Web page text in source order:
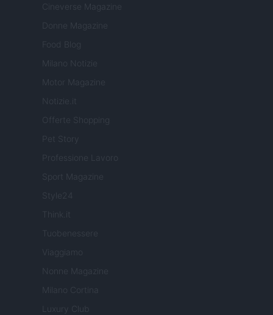
Cineverse Magazine
Donne Magazine
Food Blog
Milano Notizie
Motor Magazine
Notizie.it
Offerte Shopping
Professione Lavoro
Sport Magazine
Style24
Think.it
Tuobenessere
Viaggiamo
Nonne Magazine
Milano Cortina
Luxury Club